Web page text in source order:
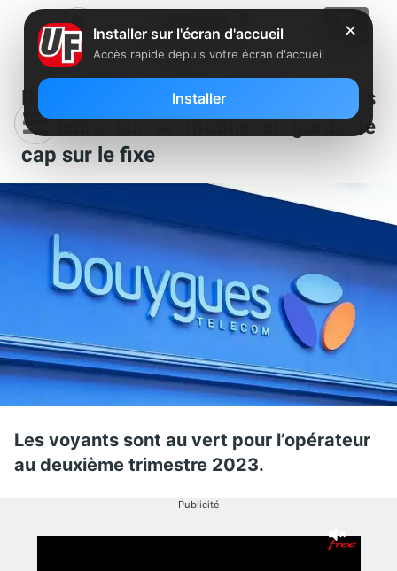
Bouygues Telecom retrouve des
couleurs sur le mobile et garde le
cap sur le fixe
Les voyants sont au vert pour l’opérateur
au deuxième trimestre 2023.
Publicité
✕
Installer sur l'écran d'accueil
Accès rapide depuis votre écran d'accueil
Installer